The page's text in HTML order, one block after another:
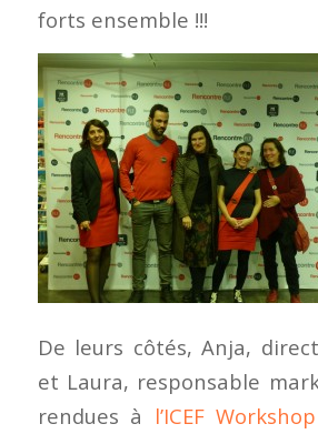
forts ensemble !!!
De leurs côtés, Anja,
et Laura, responsable
rendues à l’ICEF Workshop